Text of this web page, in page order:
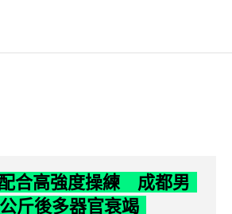
合高強度操練 成都男
斤後多器官衰竭